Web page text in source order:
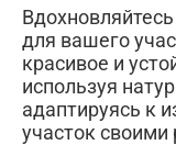
для вашего
красивое и
используя
адаптируясь к
участок своими